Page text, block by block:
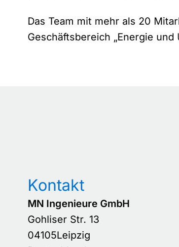
Das Team mit mehr als 20
Geschäftsbereich „Energie und
Kontakt
MN Ingenieure GmbH
Gohliser Str. 13
04105Leipzig